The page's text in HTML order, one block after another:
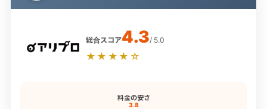
総合スコア4.3/ 5.0
★★★★☆
料金の安さ
3.8